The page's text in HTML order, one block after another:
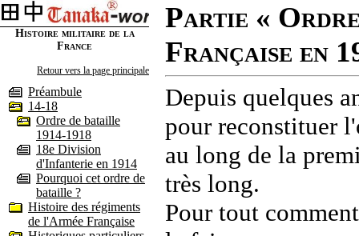
Histoire militaire de la
France
Retour vers la page principale
Préambule
14-18
Ordre de bataille
1914-1918
18e Division
d'Infanterie en 1914
Pourquoi cet ordre de
bataille ?
Histoire des régiments
de l'Armée Française
Partie «
Française en
Depuis quelques
pour reconstituer
au long de la
très long.
Pour tout